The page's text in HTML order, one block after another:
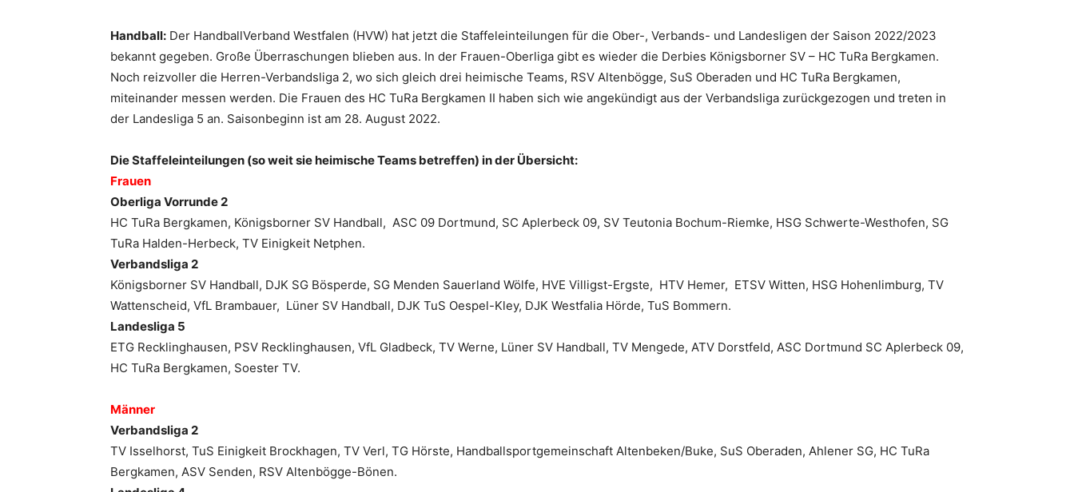
Handball: Der HandballVerband Westfalen (HVW) hat jetzt die Staffeleinteilungen für die Ober-, Verbands- und Landesligen der Saison 2022/2023
bekannt gegeben. Große Überraschungen blieben aus. In der Frauen-Oberliga gibt es wieder die Derbies Königsborner SV – HC TuRa Bergkamen.
Noch reizvoller die Herren-Verbandsliga 2, wo sich gleich drei heimische Teams, RSV Altenbögge, SuS Oberaden und HC TuRa Bergkamen,
miteinander messen werden. Die Frauen des HC TuRa Bergkamen II haben sich wie angekündigt aus der Verbandsliga zurückgezogen und treten in
der Landesliga 5 an. Saisonbeginn ist am 28. August 2022.
Die Staffeleinteilungen (so weit sie heimische Teams betreffen) in der Übersicht:
Frauen
Oberliga Vorrunde 2
HC TuRa Bergkamen, Königsborner SV Handball, ASC 09 Dortmund, SC Aplerbeck 09, SV Teutonia Bochum-Riemke, HSG Schwerte-Westhofen, SG
TuRa Halden-Herbeck, TV Einigkeit Netphen.
Verbandsliga 2
Königsborner SV Handball, DJK SG Bösperde, SG Menden Sauerland Wölfe, HVE Villigst-Ergste, HTV Hemer, ETSV Witten, HSG Hohenlimburg, TV
Wattenscheid, VfL Brambauer, Lüner SV Handball, DJK TuS Oespel-Kley, DJK Westfalia Hörde, TuS Bommern.
Landesliga 5
ETG Recklinghausen, PSV Recklinghausen, VfL Gladbeck, TV Werne, Lüner SV Handball, TV Mengede, ATV Dorstfeld, ASC Dortmund SC Aplerbeck 09,
HC TuRa Bergkamen, Soester TV.
Männer
Verbandsliga 2
TV Isselhorst, TuS Einigkeit Brockhagen, TV Verl, TG Hörste, Handballsportgemeinschaft Altenbeken/Buke, SuS Oberaden, Ahlener SG, HC TuRa
Bergkamen, ASV Senden, RSV Altenbögge-Bönen.